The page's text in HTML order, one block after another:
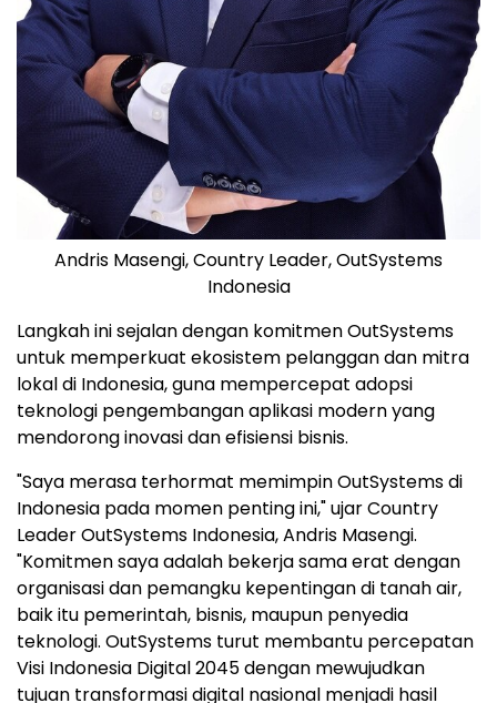
Andris Masengi, Country Leader, OutSystems
Indonesia
Langkah ini sejalan dengan komitmen OutSystems
untuk memperkuat ekosistem pelanggan dan mitra
lokal di Indonesia, guna mempercepat adopsi
teknologi pengembangan aplikasi modern yang
mendorong inovasi dan efisiensi bisnis.
"Saya merasa terhormat memimpin OutSystems di
Indonesia pada momen penting ini," ujar Country
Leader OutSystems Indonesia,Andris Masengi.
"Komitmen saya adalah bekerja sama erat dengan
organisasi dan pemangku kepentingan di tanah air,
baik itu pemerintah, bisnis, maupun penyedia
teknologi. OutSystems turut membantu percepatan
Visi Indonesia Digital 2045 dengan mewujudkan
tujuan transformasi digital nasional menjadi hasil